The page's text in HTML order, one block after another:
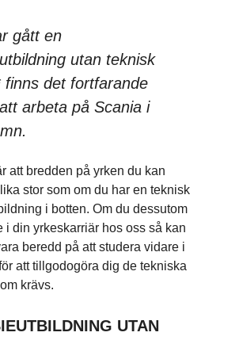
gått en
utan teknisk
finns det fortfarande
arbeta på Scania i
att bredden på yrken du kan
stor som om du har en teknisk
i botten. Om du dessutom
i din yrkeskarriär hos oss så kan
beredd på att studera vidare i
att tillgodogöra dig de tekniska
krävs.
UTAN